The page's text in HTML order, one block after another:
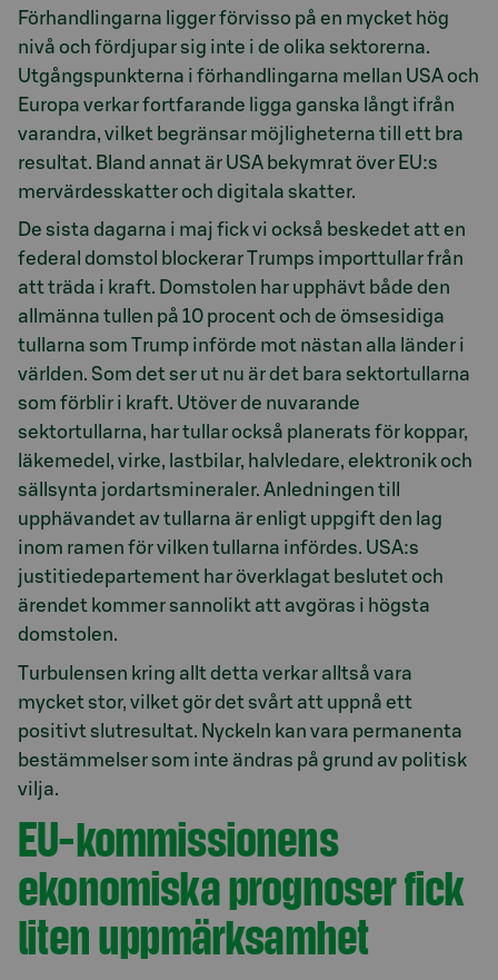
Förhandlingarna ligger förvisso på en mycket hög
nivå och fördjupar sig inte i de olika sektorerna.
Utgångspunkterna i förhandlingarna mellan USA och
Europa verkar fortfarande ligga ganska långt ifrån
varandra, vilket begränsar möjligheterna till ett bra
resultat. Bland annat är USA bekymrat över EU:s
mervärdesskatter och digitala skatter.
De sista dagarna i maj fick vi också beskedet att en
federal domstol blockerar Trumps importtullar från
att träda i kraft. Domstolen har upphävt både den
allmänna tullen på 10 procent och de ömsesidiga
tullarna som Trump införde mot nästan alla länder i
världen. Som det ser ut nu är det bara sektortullarna
som förblir i kraft. Utöver de nuvarande
sektortullarna, har tullar också planerats för koppar,
läkemedel, virke, lastbilar, halvledare, elektronik och
sällsynta jordartsmineraler. Anledningen till
upphävandet av tullarna är enligt uppgift den lag
inom ramen för vilken tullarna infördes. USA:s
justitiedepartement har överklagat beslutet och
ärendet kommer sannolikt att avgöras i högsta
domstolen.
Turbulensen kring allt detta verkar alltså vara
mycket stor, vilket gör det svårt att uppnå ett
positivt slutresultat. Nyckeln kan vara permanenta
bestämmelser som inte ändras på grund av politisk
vilja.
EU-kommissionens
ekonomiska prognoser fick
liten uppmärksamhet